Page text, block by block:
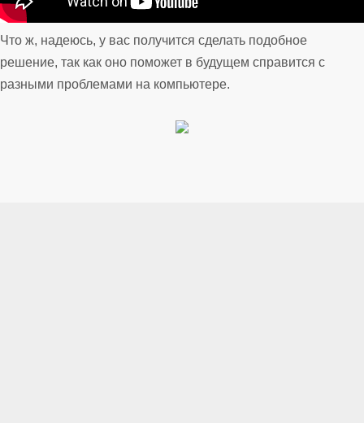
Что ж, надеюсь, у вас получится сделать подобное
решение, так как оно поможет в будущем справится с
разными проблемами на компьютере.